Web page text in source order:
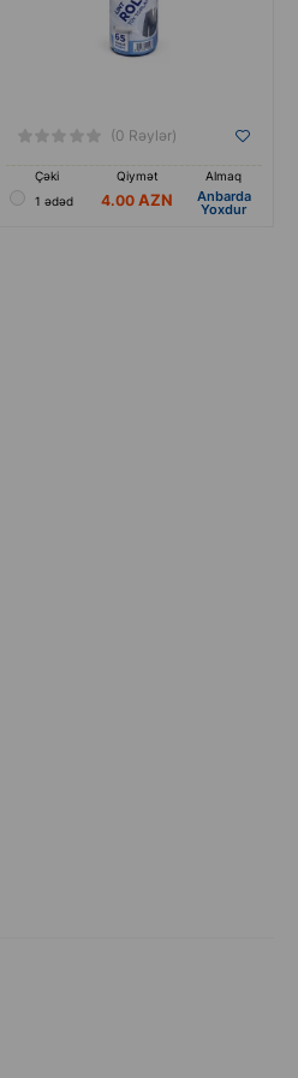
(0 Rəylər)
Çəki Qiymət
Almaq
1 ədəd
4.00 Anbarda
Yoxdur